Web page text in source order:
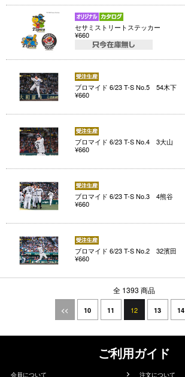
セサミストリートステッカー
¥660
ブロマイド 6/23 T-S No.5 54木下
¥660
ブロマイド 6/23 T-S No.4 3大山
¥660
ブロマイド 6/23 T-S No.3 4熊谷
¥660
ブロマイド 6/23 T-S No.2 32濱田
¥660
全 1393 商品
<< 10 11 12 13 14
ご利用ガイド
会員について 注文について